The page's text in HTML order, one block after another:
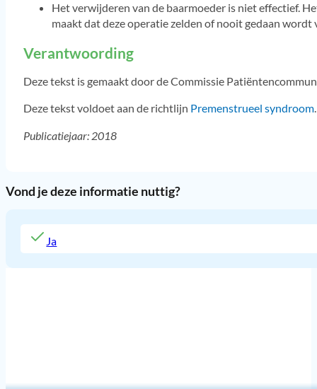
Het verwijderen van de baarmoeder is niet effectief.
maakt dat deze operatie zelden of nooit gedaan
Verantwoording
Deze tekst is gemaakt door de Commissie
Deze tekst voldoet aan de richtlijn Premenstrueel syndroom.
Publicatiejaar: 2018
Vond je deze informatie nuttig?
Ja